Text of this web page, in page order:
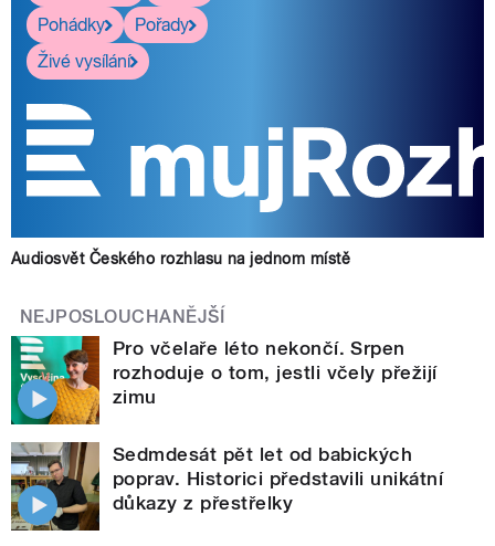
Pohádky
Pořady
Živé vysílání
Audiosvět Českého rozhlasu na jednom místě
NEJPOSLOUCHANĚJŠÍ
Pro včelaře léto nekončí. Srpen
rozhoduje o tom, jestli včely přežijí
zimu
Sedmdesát pět let od babických
poprav. Historici představili unikátní
důkazy z přestřelky